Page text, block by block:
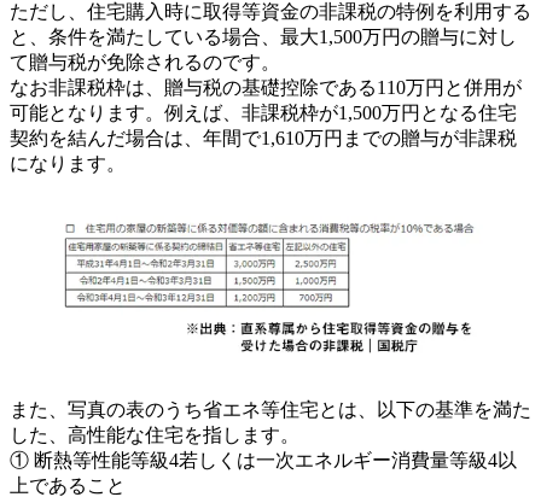
ただし、住宅購入時に取得等資金の非課税の特例を利用する
と、条件を満たしている場合、最大1,500万円の贈与に対し
て贈与税が免除されるのです。
なお非課税枠は、贈与税の基礎控除である110万円と併用が
可能となります。例えば、非課税枠が1,500万円となる住宅
契約を結んだ場合は、年間で1,610万円までの贈与が非課税
になります。
また、写真の表のうち省エネ等住宅とは、以下の基準を満た
した、高性能な住宅を指します。
① 断熱等性能等級4若しくは一次エネルギー消費量等級4以
上であること